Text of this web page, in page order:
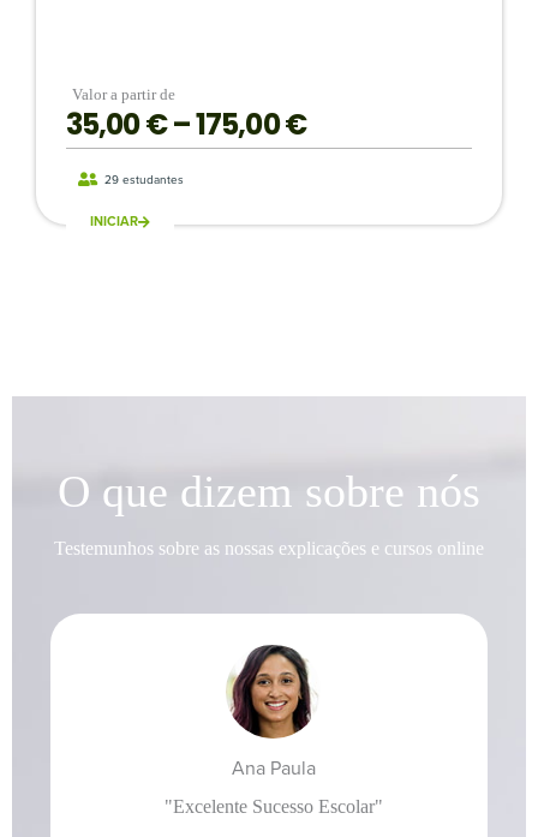
Valor a partir de
35,00€–175,00€
29 estudantes
INICIAR
O que dizem sobre nós
Testemunhos sobre as nossas explicações e cursos online
Ana Paula
"Excelente Sucesso Escolar"